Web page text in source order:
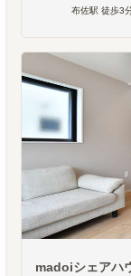
布佐駅 徒歩3
madoiシェアハ